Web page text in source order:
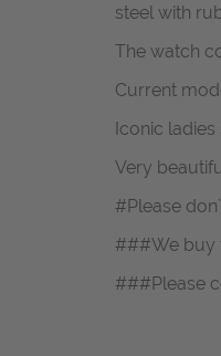
steel with
The watch
Current
Iconic
Very
#Please
###We buy
###Please